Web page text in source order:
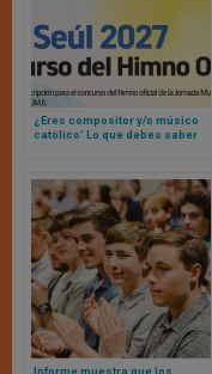
¿Eres compositor y/o músico
católico’ Lo que debes saber
Mundial de la Juventud de Seúl
Informe muestra que los